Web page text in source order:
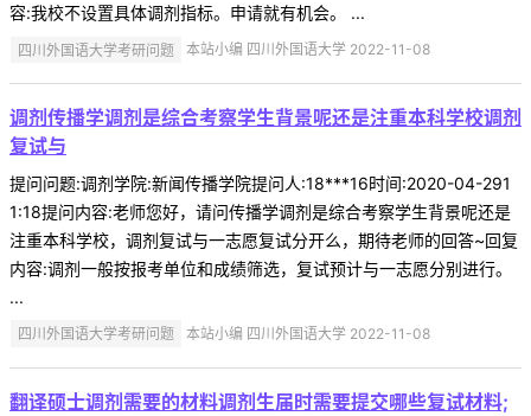
容:我校不设置具体调剂指标。申请就有机会。 ...
四川外国语大学考研问题 本站小编 四川外国语大学 2022-11-08
调剂传播学调剂是综合考察学生背景呢还是注重本科学校调剂
复试与
提问问题:调剂学院:新闻传播学院提问人:18***16时间:2020-04-291
1:18提问内容:老师您好，请问传播学调剂是综合考察学生背景呢还是
注重本科学校，调剂复试与一志愿复试分开么，期待老师的回答~回复
内容:调剂一般按报考单位和成绩筛选，复试预计与一志愿分别进行。
...
四川外国语大学考研问题 本站小编 四川外国语大学 2022-11-08
翻译硕士调剂需要的材料调剂生届时需要提交哪些复试材料;